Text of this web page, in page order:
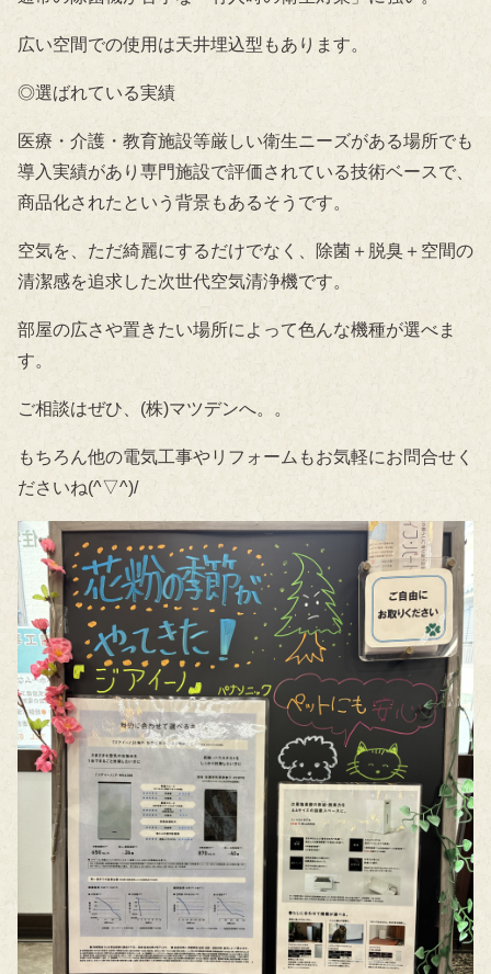
広い空間での使用は天井埋込型もあります。
◎選ばれている実績
医療・介護・教育施設等厳しい衛生ニーズがある場所でも
導入実績があり専門施設で評価されている技術ベースで、
商品化されたという背景もあるそうです。
空気を、ただ綺麗にするだけでなく、除菌＋脱臭＋空間の
清潔感を追求した次世代空気清浄機です。
部屋の広さや置きたい場所によって色んな機種が選べま
す。
ご相談はぜひ、(株)マツデンへ。。
もちろん他の電気工事やリフォームもお気軽にお問合せく
ださいね(^▽^)/